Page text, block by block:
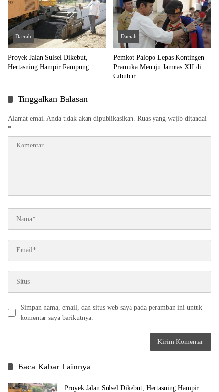
Daerah
Proyek Jalan Sulsel Dikebut,
Hertasning Hampir Rampung
Daerah
Pemkot Palopo Lepas Kontingen
Pramuka Menuju Jamnas XII di
Cibubur
Tinggalkan Balasan
Alamat email Anda tidak akan dipublikasikan. Ruas yang wajib ditandai
*
Simpan nama, email, dan situs web saya pada peramban ini untuk
komentar saya berikutnya.
Baca Kabar Lainnya
Proyek Jalan Sulsel Dikebut, Hertasning Hampir